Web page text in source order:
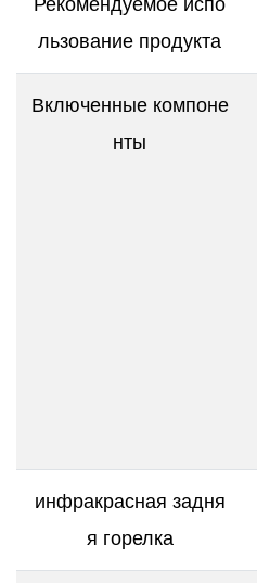
льзование продукта
Включенные компоне
нты
инфракрасная задня
я горелка